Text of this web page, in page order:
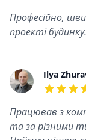
Професійно,
проекті
Ilya
Працював з
та за різними